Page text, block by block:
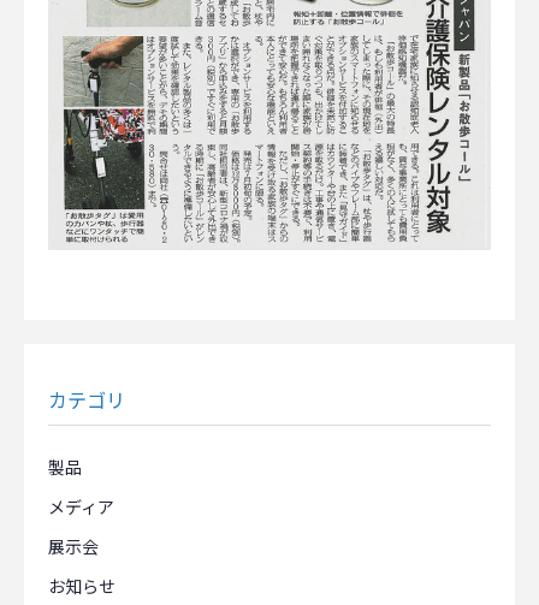
カテゴリ
製品
メディア
展示会
お知らせ